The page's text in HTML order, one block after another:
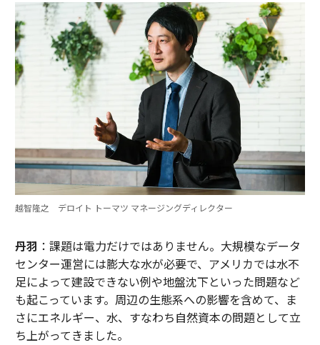
越智隆之 デロイト トーマツ マネージングディレクター
丹羽 ：課題は電力だけではありません。大規模なデータ
センター運営には膨大な水が必要で、アメリカでは水不
足によって建設できない例や地盤沈下といった問題など
も起こっています。周辺の生態系への影響を含めて、ま
さにエネルギー、水、すなわち自然資本の問題として立
ち上がってきました。